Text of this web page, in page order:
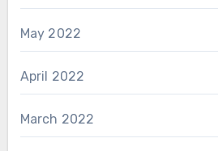
May 2022
April 2022
March 2022